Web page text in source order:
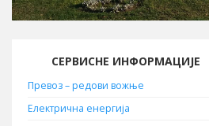
СЕРВИСНЕ ИНФОРМАЦИЈЕ
Превоз – редови вожње
Електрична енергија